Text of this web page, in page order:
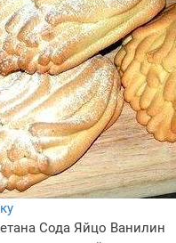
Сода Яйцо Ванилин